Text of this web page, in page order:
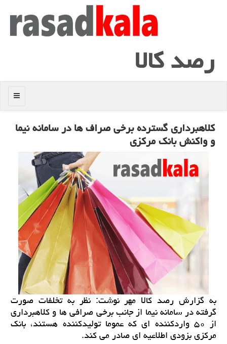
رصد كالا
منو
كلاهبرداری گسترده برخی صراف ها در سامانه نیما
و واكنش بانك مركزی
به گزارش رصد كالا مهر نوشت: نظر به تخلفات صورت
گرفته در سامانه نیما از جانب برخی صرافی ها و كلاهبرداری
از ۵۰ واردكننده ای كه عموما تولیدكننده هستند، بانك
مركزی بزودی اطلاعیه ای صادر می كند.